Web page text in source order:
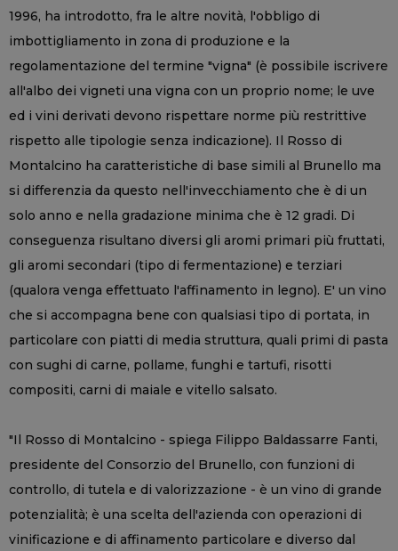
1996, ha introdotto, fra le altre novità, l'obbligo di
imbottigliamento in zona di produzione e la
regolamentazione del termine "vigna" (è possibile iscrivere
all'albo dei vigneti una vigna con un proprio nome; le uve
ed i vini derivati devono rispettare norme più restrittive
rispetto alle tipologie senza indicazione). Il Rosso di
Montalcino ha caratteristiche di base simili al Brunello ma
si differenzia da questo nell'invecchiamento che è di un
solo anno e nella gradazione minima che è 12 gradi. Di
conseguenza risultano diversi gli aromi primari più fruttati,
gli aromi secondari (tipo di fermentazione) e terziari
(qualora venga effettuato l'affinamento in legno). E' un vino
che si accompagna bene con qualsiasi tipo di portata, in
particolare con piatti di media struttura, quali primi di pasta
con sughi di carne, pollame, funghi e tartufi, risotti
compositi, carni di maiale e vitello salsato.
"Il Rosso di Montalcino - spiega Filippo Baldassarre Fanti,
presidente del Consorzio del Brunello, con funzioni di
controllo, di tutela e di valorizzazione - è un vino di grande
potenzialità; è una scelta dell'azienda con operazioni di
vinificazione e di affinamento particolare e diverso dal